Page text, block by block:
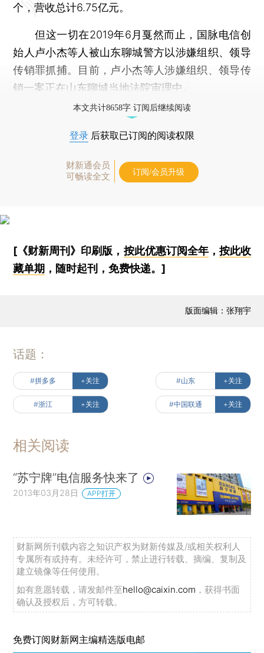
个，营收总计6.75亿元。
但这一切在2019年6月戛然而止，国脉电信创
始人卢小杰等人被山东聊城警方以涉嫌组织、领导
传销罪抓捕。目前，卢小杰等人涉嫌组织、领导传
销一案正在山东聊城当地法院审理中。
本文共计8658字 订阅后继续阅读
登录 后获取已订阅的阅读权限
财新通会员
可畅读全文
订阅/会员升级
[《财新周刊》印刷版， 按此优惠订阅全年， 按此收
藏单期 ，随时起刊，免费快递。]
版面编辑：张翔宇
话题：
#拼多多 +关注 #山东 +关注
#浙江 +关注 #中国联通 +关注
相关阅读
“苏宁牌”电信服务快来了
2013年03月28日 APP打开
财新网所刊载内容之知识产权为财新传媒及/或相关权利人
专属所有或持有。未经许可，禁止进行转载、摘编、复制及
建立镜像等任何使用。
如有意愿转载，请发邮件至hello@caixin.com ，获得书面
确认及授权后，方可转载。
免费订阅财新网主编精选版电邮